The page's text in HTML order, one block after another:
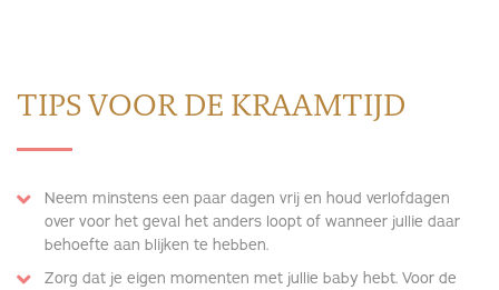
TIPS VOOR DE KRAAMTIJD
Neem minstens een paar dagen vrij en houd verlofdagen
over voor het geval het anders loopt of wanneer jullie daar
behoefte aan blijken te hebben.
Zorg dat je eigen momenten met jullie baby hebt. Voor de